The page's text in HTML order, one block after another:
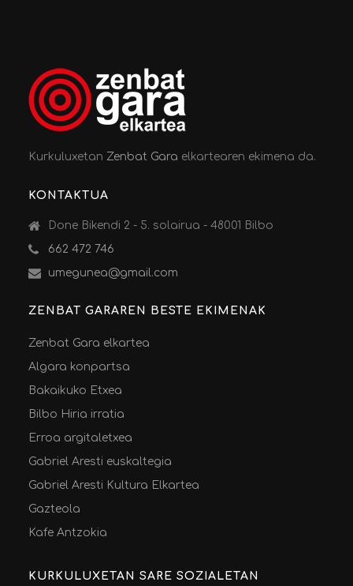
KurkuluxetanZenbat Gara elkartearen ekimena da.
KONTAKTUA
Done Bikendi 2 - 5. solairua - 48001 Bilbo
662 472 746
umegunea@gmail.com
ZENBAT GARAREN BESTE EKIMENAK
Zenbat Gara elkartea
Algara konpartsa
Bakaikuko Etxea
Bilbo Hiria irratia
Erroa argitaletxea
Gabriel Aresti euskaltegia
Gabriel Aresti Kultura Elkartea
Gazteola
Kafe Antzokia
KURKULUXETAN SARE SOZIALETAN